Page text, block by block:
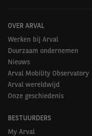
OVER ARVAL
Werken bij Arval
Duurzaam ondernemen
Nieuws
Arval Mobility Observatory
Arval wereldwijd
Onze geschiedenis
BESTUURDERS
My Arval